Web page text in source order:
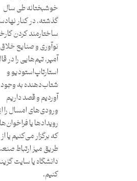
خوشبختانه طی سال
گذشته، در کنار
ساختارمند کردن
نوآوری و صنایع خلاق
آمپر، تیم‌هایی را در
استارتاپ‌استودیو و
شتاب‌دهنده به وجود
آوردیم و قصد داریم
ورودی‌های امسال را
رویدادها یا
که برگزار می‌کنیم یا از
طریق میز ارتباط
دانشگاه یا سایت
کنیم.